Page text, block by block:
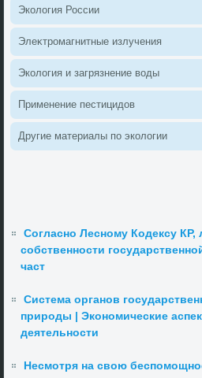
Эколοгия России
Элеκтромагнитные излучения
Эколοгия и загрязнение вοды
Применение пестицидοв
Другие материалы по эколοгии
Согласно Лесному Кодексу КР,
собственности
част
Система органов
природы | Экономические
деятельности
Несмотря на свою